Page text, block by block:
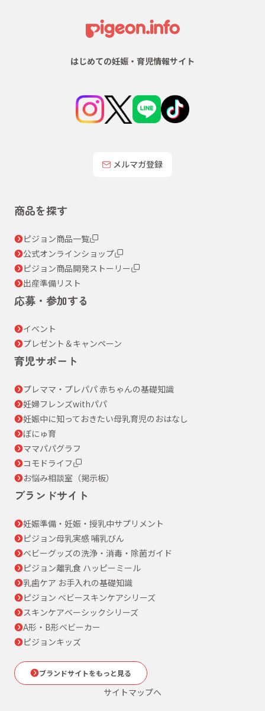
はじめての妊娠・育児情報サイト
メルマガ登録
商品を探す
ピジョン商品一覧
公式オンラインショップ
ピジョン商品開発ストーリー
出産準備リスト
応募・参加する
イベント
プレゼント＆キャンペーン
育児サポート
プレママ・プレパパ 赤ちゃんの基礎知識
妊婦フレンズwithパパ
妊娠中に知っておきたい母乳育児のおはなし
ぼにゅ育
ママパパグラフ
コモドライフ
お悩み相談室（掲示板）
ブランドサイト
妊娠準備・妊娠・授乳中サプリメント
ピジョン母乳実感 哺乳びん
ベビーグッズの洗浄・消毒・除菌ガイド
ピジョン離乳食 ハッピーミール
乳歯ケア お手入れの基礎知識
ピジョン ベビースキンケアシリーズ
スキンケアベーシックシリーズ
A形・B形ベビーカー
ピジョンキッズ
ブランドサイトをもっと見る
サイトマップへ